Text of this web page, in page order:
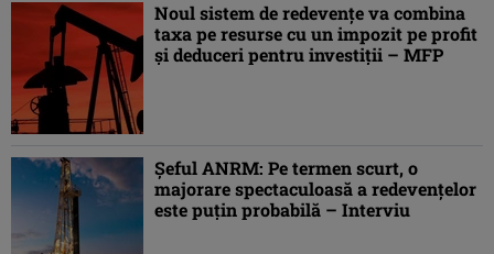
Noul sistem de redevenţe va combina
taxa pe resurse cu un impozit pe profit
şi deduceri pentru investiţii – MFP
Şeful ANRM: Pe termen scurt, o
majorare spectaculoasă a redevenţelor
este puţin probabilă – Interviu